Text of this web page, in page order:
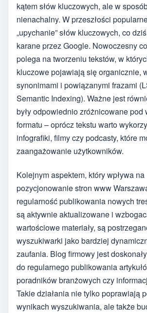
kątem słów kluczowych, ale w
nienachalny. W przeszłości
„upychanie” słów kluczowych, co
karane przez Google. Nowoczesny
polega na tworzeniu tekstów, w
kluczowe pojawiają się organicznie,
synonimami i powiązanymi frazami
Semantic Indexing). Ważne jest
były odpowiednio zróżnicowane pod
formatu – oprócz tekstu warto
infografiki, filmy czy podcasty, które
zaangażowanie użytkowników.
Kolejnym aspektem, który wpływa na
pozycjonowanie stron www
regularność publikowania nowych
są aktywnie aktualizowane i
wartościowe materiały, są
wyszukiwarki jako bardziej
zaufania. Blog firmowy jest
do regularnego publikowania
poradników branżowych czy
Takie działania nie tylko poprawiają
wynikach wyszukiwania, ale także